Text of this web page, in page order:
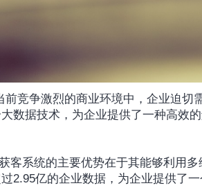
当前竞争激烈的商业环境中，企业迫
大数据技术，为企业提供了一种高效
2.95亿的企业数据，为企业提供了